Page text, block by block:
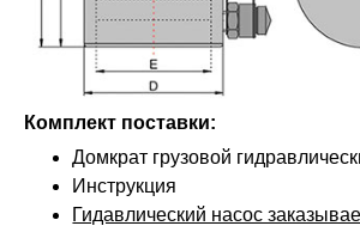
Комплект поставки:
Домкрат грузовой
Инструкция
Гидавлический насос